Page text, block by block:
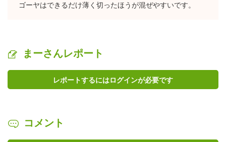
ゴーヤはできるだけ薄く切ったほうが混ぜやすいです。
まーさんレポート
レポートするにはログインが必要です
コメント